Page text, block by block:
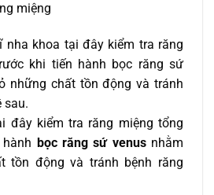
miệng
nha khoa tại đây kiểm tra răng
khi tiến hành bọc răng sứ
những chất tồn động và tránh
sau.
đây kiểm tra răng miệng tổng
bọc răng sứ venusnhằm
tồn động và tránh bệnh răng